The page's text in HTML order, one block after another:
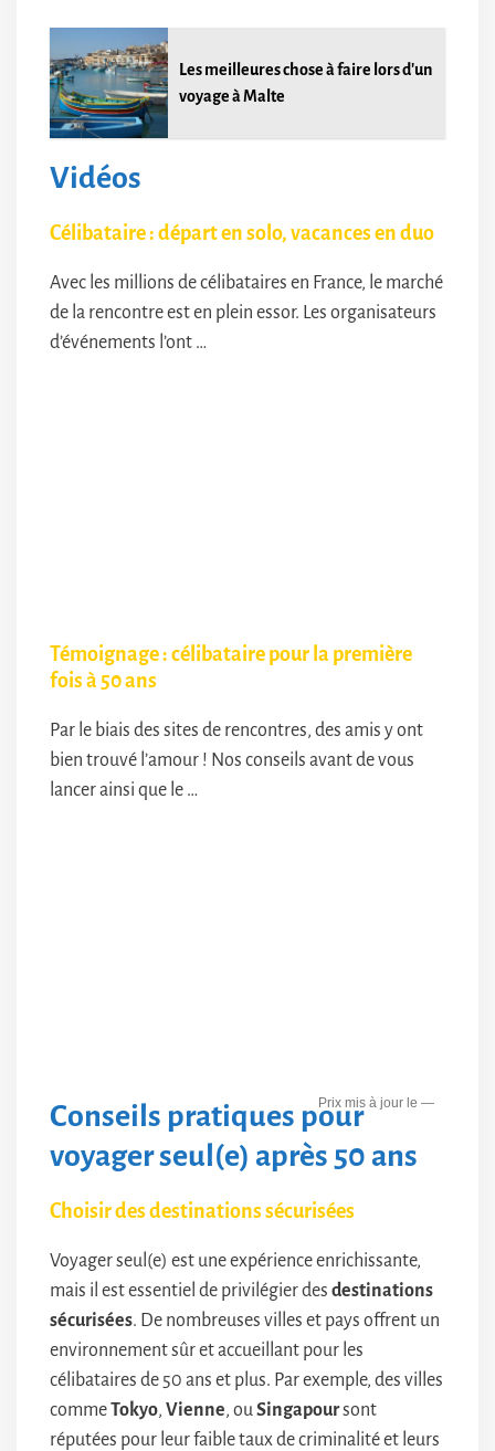
Les meilleures chose à faire lors d'un
voyage à Malte
Vidéos
Célibataire : départ en solo, vacances en duo
Avec les millions de célibataires en France, le marché
de la rencontre est en plein essor. Les organisateurs
d’événements l’ont …
Témoignage : célibataire pour la première
fois à 50 ans
Par le biais des sites de rencontres, des amis y ont
bien trouvé l’amour ! Nos conseils avant de vous
lancer ainsi que le …
—
Conseils pratiques pour
voyager seul(e) après 50 ans
Choisir des destinations sécurisées
Voyager seul(e) est une expérience enrichissante,
mais il est essentiel de privilégier des destinations
sécurisées. De nombreuses villes et pays offrent un
environnement sûr et accueillant pour les
célibataires de 50 ans et plus. Par exemple, des villes
commeTokyo, Vienne, ouSingapoursont
réputées pour leur faible taux de criminalité et leurs